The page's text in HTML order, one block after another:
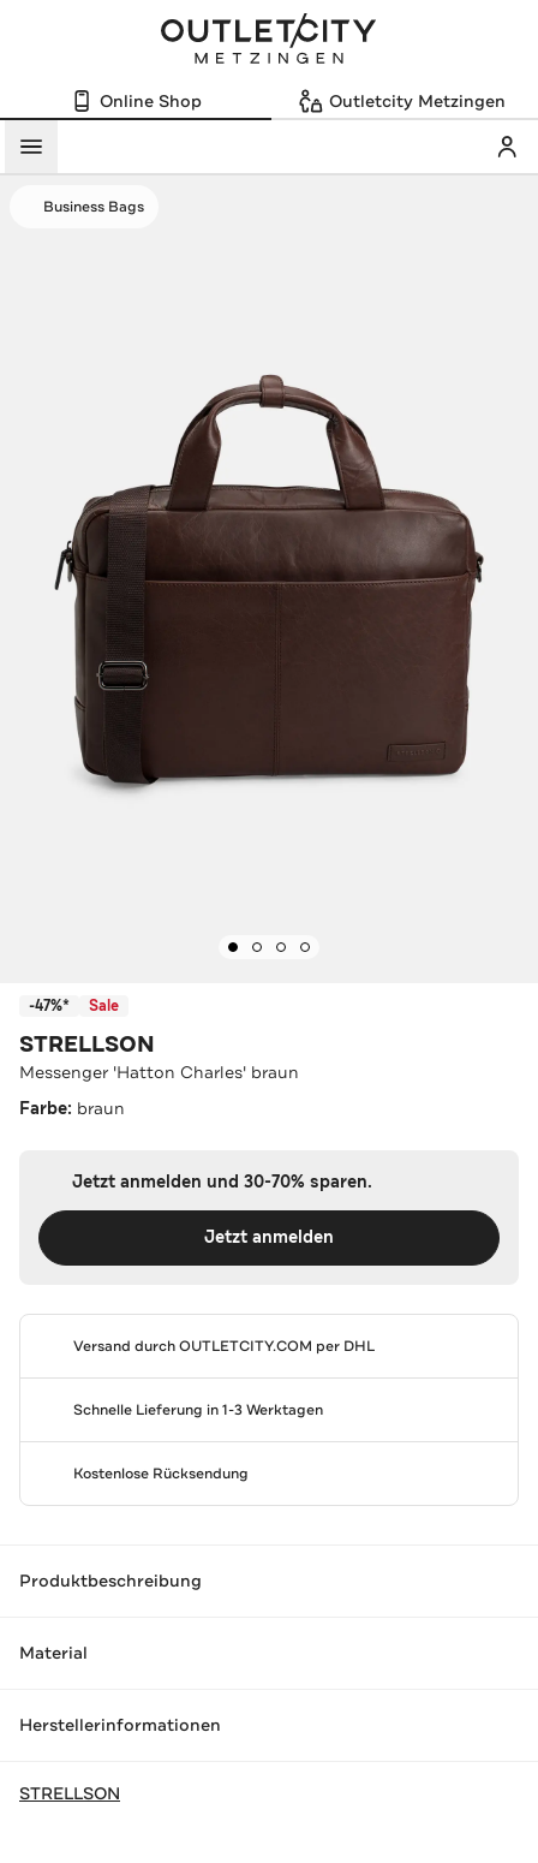
Online Shop Outletcity Metzingen
Menü
Business Bags
-47%* Sale
STRELLSON
Messenger 'Hatton Charles' braun
Farbe: braun
Jetzt anmelden und 30-70% sparen.
Jetzt anmelden
Versand durchOUTLETCITY.COM per DHL
Schnelle Lieferung in 1-3 Werktagen
Kostenlose Rücksendung
Produktbeschreibung
Material
Herstellerinformationen
STRELLSON